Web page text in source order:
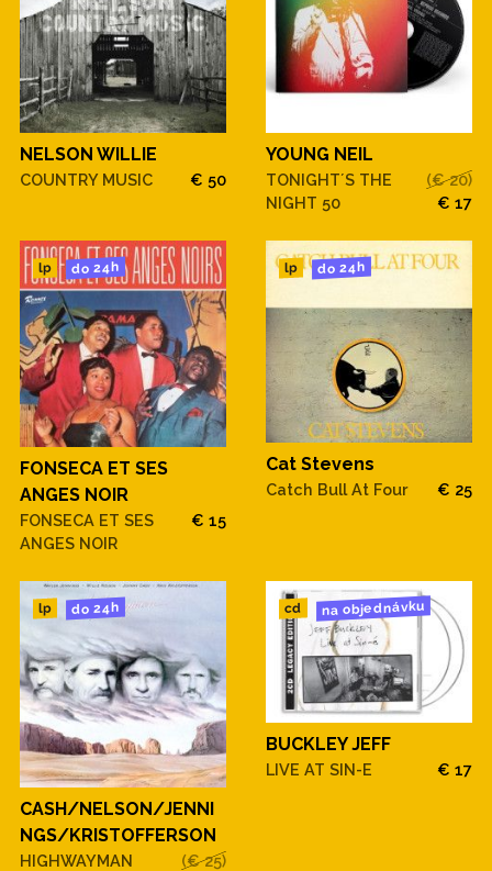
NELSON WILLIE
COUNTRY MUSIC € 50
YOUNG NEIL
TONIGHT´S THE
NIGHT 50
(€ 20)
€ 17
lp do 24h
FONSECA ET SES
ANGES NOIR
FONSECA ET SES
ANGES NOIR
€ 15
lp do 24h
Cat Stevens
Catch Bull At Four € 25
lp do 24h
CASH/NELSON/JENNI
NGS/KRISTOFFERSON
HIGHWAYMAN
(€ 25)
cd na objednávku
BUCKLEY JEFF
LIVE AT SIN-E € 17